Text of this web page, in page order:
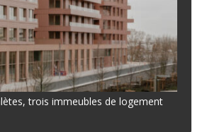
trois immeubles de logement